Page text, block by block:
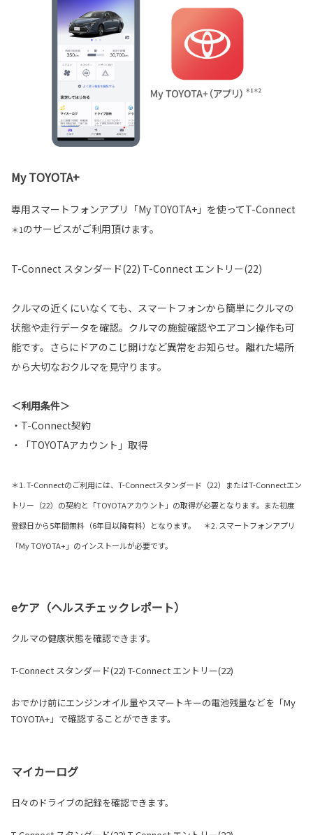
My TOYOTA+
専用スマートフォンアプリ「My TOYOTA+」を使ってT-Connect
＊1のサービスがご利用頂けます。
T-Connect スタンダード(22) T-Connect エントリー(22)
クルマの近くにいなくても、スマートフォンから簡単にクルマの
状態や走行データを確認。クルマの施錠確認やエアコン操作も可
能です。さらにドアのこじ開けなど異常をお知らせ。離れた場所
から大切なおクルマを見守ります。
＜利用条件＞
・T-Connect契約
・「TOYOTAアカウント」取得
＊1. T-Connectのご利用には、T-Connectスタンダード（22）またはT-Connectエン
トリー（22）の契約と「TOYOTAアカウント」の取得が必要となります。また初度
登録日から5年間無料（6年目以降有料）となります。 ＊2. スマートフォンアプリ
「My TOYOTA+」のインストールが必要です。
eケア（ヘルスチェックレポート）
クルマの健康状態を確認できます。
T-Connect スタンダード(22) T-Connect エントリー(22)
おでかけ前にエンジンオイル量やスマートキーの電池残量などを「My
TOYOTA+」で確認することができます。
マイカーログ
日々のドライブの記録を確認できます。